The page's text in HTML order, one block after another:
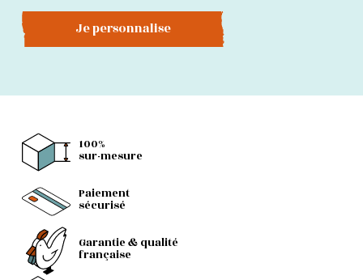
Je personnalise
100%
sur-mesure
Paiement
sécurisé
Garantie & qualité
française